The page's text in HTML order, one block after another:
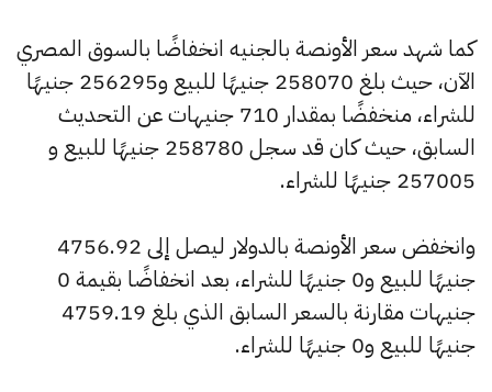
كما شهد سعر الأونصة بالجنيه انخفاضًا بالسوق المصري
الآن، حيث بلغ 258070 جنيهًا للبيع و256295 جنيهًا
للشراء، منخفضًا بمقدار 710 جنيهات عن التحديث
السابق، حيث كان قد سجل 258780 جنيهًا للبيع و
257005 جنيهًا للشراء.
وانخفض سعر الأونصة بالدولار ليصل إلى 4756.92
جنيهًا للبيع و0 جنيهًا للشراء، بعد انخفاضًا بقيمة 0
جنيهات مقارنة بالسعر السابق الذي بلغ 4759.19
جنيهًا للبيع و0 جنيهًا للشراء.